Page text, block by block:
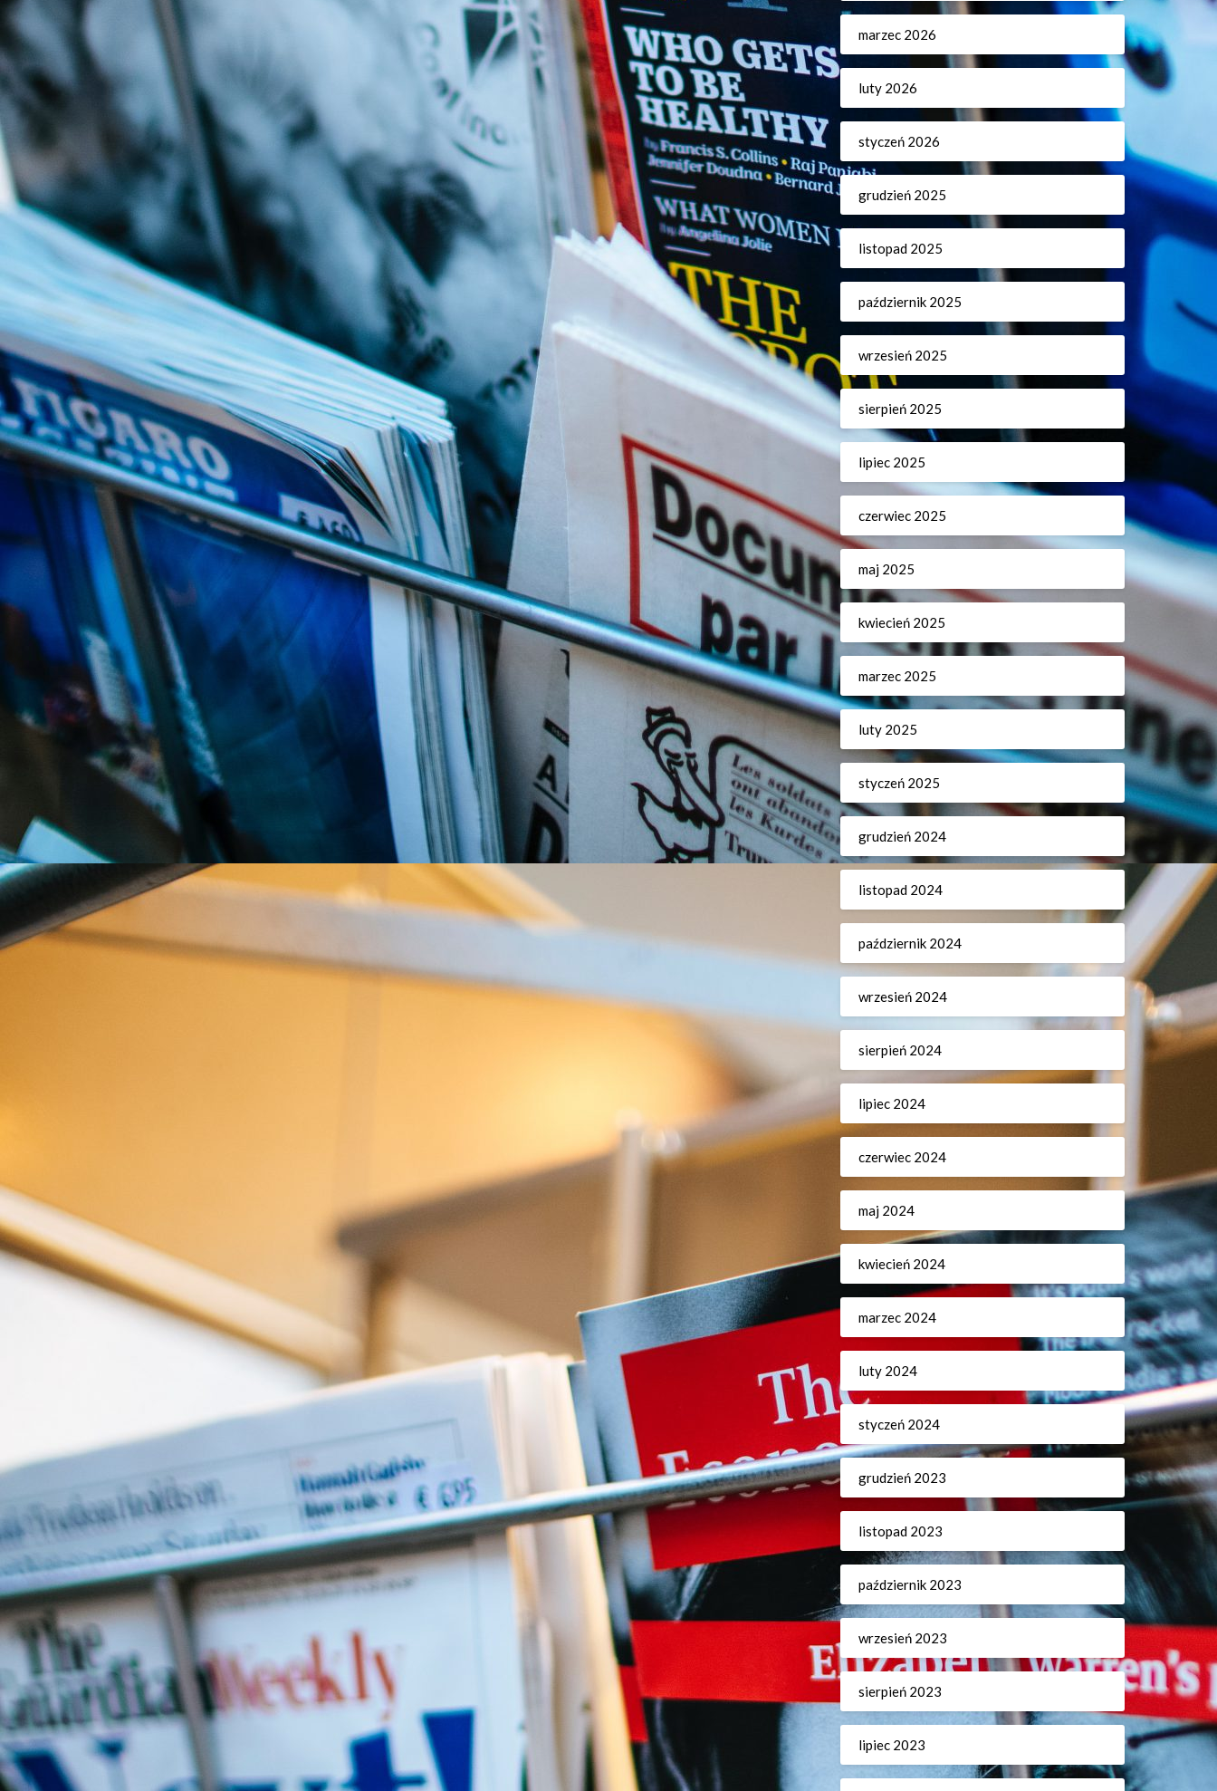
marzec 2026
luty 2026
styczeń 2026
grudzień 2025
listopad 2025
październik 2025
wrzesień 2025
sierpień 2025
lipiec 2025
czerwiec 2025
maj 2025
kwiecień 2025
marzec 2025
luty 2025
styczeń 2025
grudzień 2024
listopad 2024
październik 2024
wrzesień 2024
sierpień 2024
lipiec 2024
czerwiec 2024
maj 2024
kwiecień 2024
marzec 2024
luty 2024
styczeń 2024
grudzień 2023
listopad 2023
październik 2023
wrzesień 2023
sierpień 2023
lipiec 2023